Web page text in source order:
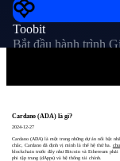
Toobit
Bắt đầu hành trình
Cardano (ADA) là gì?
2024-12-27
Cardano (ADA) là một trong những dự án nổi bật
chắc, Cardano đã định vị mình là thế hệ thứ ba.
blockchain trước đây như Bitcoin và Ethereum
phi tập trung (dApps) và hệ thống tài chính.